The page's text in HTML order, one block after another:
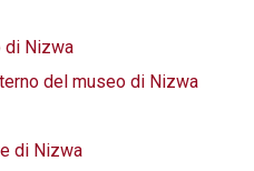
di Nizwa
del museo di Nizwa
di Nizwa